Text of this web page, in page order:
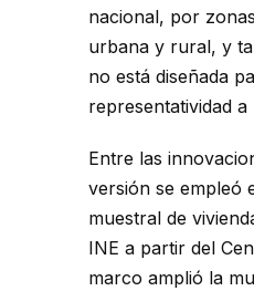
nacional, por
urbana y rural, y
no está diseñada
representatividad
Entre las
versión se empleó
muestral de
INE a partir del
marco amplió la